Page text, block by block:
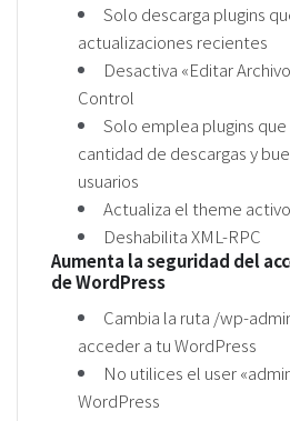
Solo descarga plugins
actualizaciones recientes
Desactiva «Editar
Control
Solo emplea plugins que
cantidad de descargas y
usuarios
Actualiza el theme activo
Deshabilita XML-RPC
Aumenta la seguridad del
de WordPress
Cambia la ruta /wp-
acceder a tu WordPress
No utilices el user
WordPress